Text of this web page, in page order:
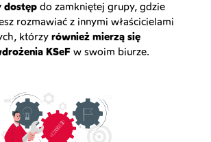
dostęp do zamkniętej grupy, gdzie
rozmawiać z innymi właścicielami
którzy również mierzą się
KSeF w swoim biurze.